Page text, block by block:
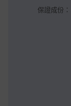
保證成份：